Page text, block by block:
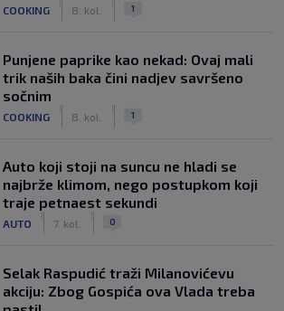
COOKING 8. kol. 1
Punjene paprike kao nekad: Ovaj mali
trik naših baka čini nadjev savršeno
sočnim
COOKING 8. kol. 1
Auto koji stoji na suncu ne hladi se
najbrže klimom, nego postupkom koji
traje petnaest sekundi
AUTO 7. kol. 0
Selak Raspudić traži Milanovićevu
akciju: Zbog Gospića ova Vlada treba